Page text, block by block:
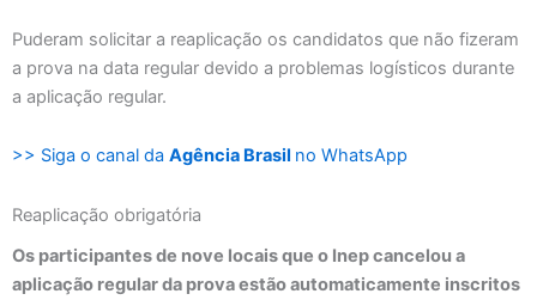
Puderam solicitar a reaplicação os candidatos que não fizeram
a prova na data regular devido a problemas logísticos durante
a aplicação regular.
>> Siga o canal da Agência Brasil no WhatsApp
Reaplicação obrigatória
Os participantes de nove locais que o Inep cancelou a
aplicação regular da prova estão automaticamente inscritos